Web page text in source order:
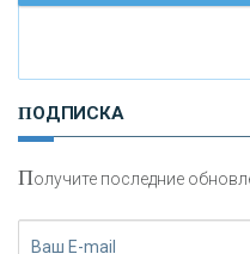
И
сохранения и
ПОДПИСКА
Получите последние